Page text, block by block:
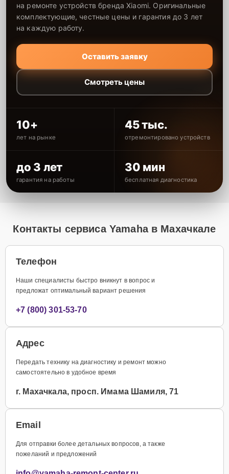
на ремонте устройств бренда Xiaomi. Оригинальные
комплектующие, честные цены и гарантия до 3 лет
на каждую работу.
Оставить заявку
Смотреть цены
10+
лет на рынке
45 тыс.
отремонтировано устройств
до 3 лет
гарантия на работы
30 мин
бесплатная диагностика
Контакты сервиса Yamaha в Махачкале
Телефон
Наши специалисты быстро вникнут в вопрос и
предложат оптимальный вариант решения
+7 (800) 301-53-70
Адрес
Передать технику на диагностику и ремонт можно
самостоятельно в удобное время
г. Махачкала, просп. Имама Шамиля, 71
Email
Для отправки более детальных вопросов, а также
пожеланий и предложений